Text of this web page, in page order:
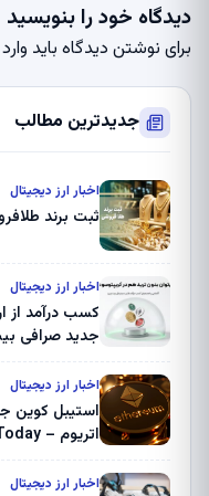
دیدگاه خود را بنویسید
برای نوشتن دیدگاه باید
جدیدترین مطالب
اخبار ارز دیجیتال
ثبت برند
اخبار ارز دیجیتال
کسب درآمد از
جدید صرافی
اخبار ارز دیجیتال
استیبل کوین
اتریوم – U.Today راه اندازی می شود
اخبار ارز دیجیتال